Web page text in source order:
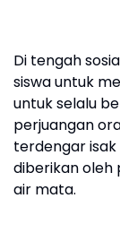
Di tengah
siswa untuk
untuk selalu
perjuangan
terdengar isak
diberikan oleh
air mata.